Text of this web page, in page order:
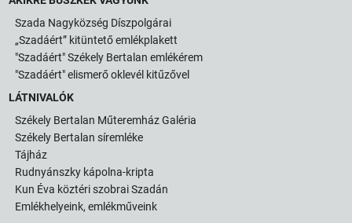
Szada Nagyközség Díszpolgárai
„Szadáért” kitüntető emlékplakett
"Szadáért" Székely Bertalan emlékérem
"Szadáért" elismerő oklevél kitűzővel
LÁTNIVALÓK
Székely Bertalan Műteremház Galéria
Székely Bertalan síremléke
Tájház
Rudnyánszky kápolna-kripta
Kun Éva köztéri szobrai Szadán
Emlékhelyeink, emlékműveink